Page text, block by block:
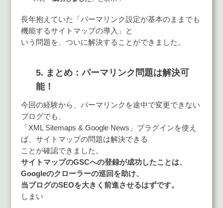
長年抱えていた「パーマリンク設定が基本のままでも
機能するサイトマップの導入」と
いう問題を、ついに解決することができました。
5. まとめ：パーマリンク問題は解決可
能！
今回の経験から、パーマリンクを途中で変更できない
ブログでも、
「XML Sitemaps & Google News」プラグインを使え
ば、サイトマップの問題は解決できる
ことが確認できました。
サイトマップのGSCへの登録が成功したことは、
Googleのクローラーの巡回を助け、
当ブログのSEOを大きく前進させるはずです。
しまい